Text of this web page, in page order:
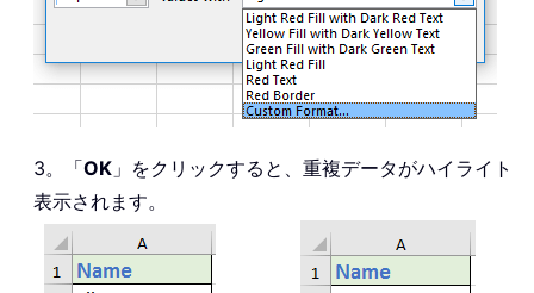
3。「OK 」をクリックすると、重複データがハイライト
表示されます。